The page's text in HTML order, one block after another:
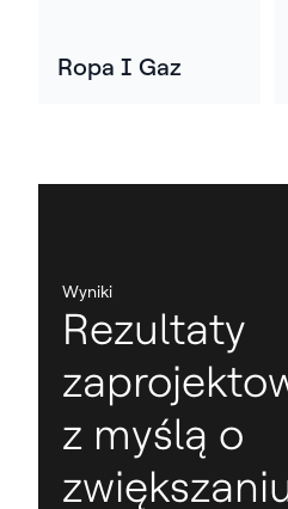
Ropa I Gaz
Wyniki
Rezultaty
z myślą o